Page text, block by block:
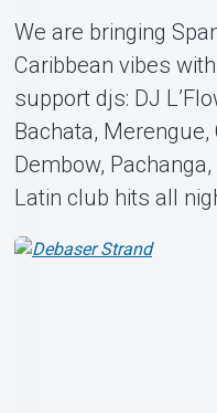
We are bringing
Caribbean vibes
support djs: DJ
Bachata, Merengue,
Dembow,
Latin club hits all